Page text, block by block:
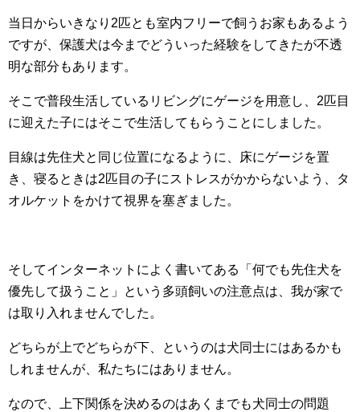
当日からいきなり2匹とも室内フリーで飼うお家もあるよう
ですが、保護犬は今までどういった経験をしてきたが不透
明な部分もあります。
そこで普段生活しているリビングにゲージを用意し、2匹目
に迎えた子にはそこで生活してもらうことにしました。
目線は先住犬と同じ位置になるように、床にゲージを置
き、寝るときは2匹目の子にストレスがかからないよう、タ
オルケットをかけて視界を塞ぎました。
そしてインターネットによく書いてある「何でも先住犬を
優先して扱うこと」という多頭飼いの注意点は、我が家で
は取り入れませんでした。
どちらが上でどちらが下、というのは犬同士にはあるかも
しれませんが、私たちにはありません。
なので、上下関係を決めるのはあくまでも犬同士の問題